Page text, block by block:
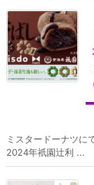
ミスタードーナツに
2024年祇園辻利 ...